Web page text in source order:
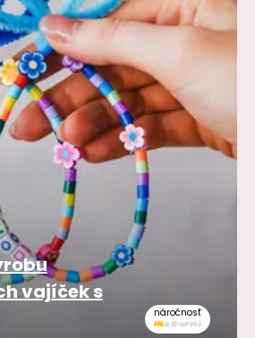
náročnosť
vajíček s